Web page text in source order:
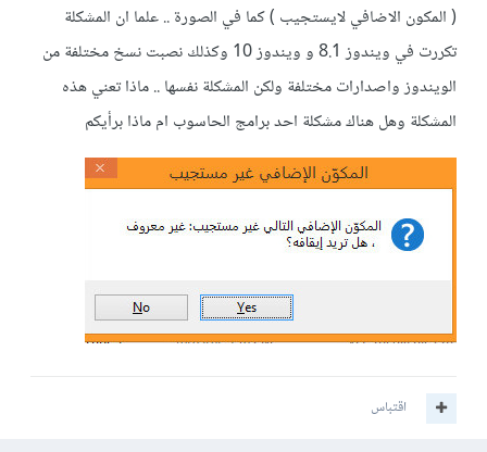
( المكون الاضافي لايستجيب ) كما في الصورة .. علما ان المشكلة
تكررت في ويندوز 8.1 و ويندوز 10 وكذلك نصبت نسخ مختلفة من
الويندوز واصدارات مختلفة ولكن المشكلة نفسها .. ماذا تعني هذه
المشكلة وهل هناك مشكلة احد برامج الحاسوب ام ماذا برأيكم
اقتباس